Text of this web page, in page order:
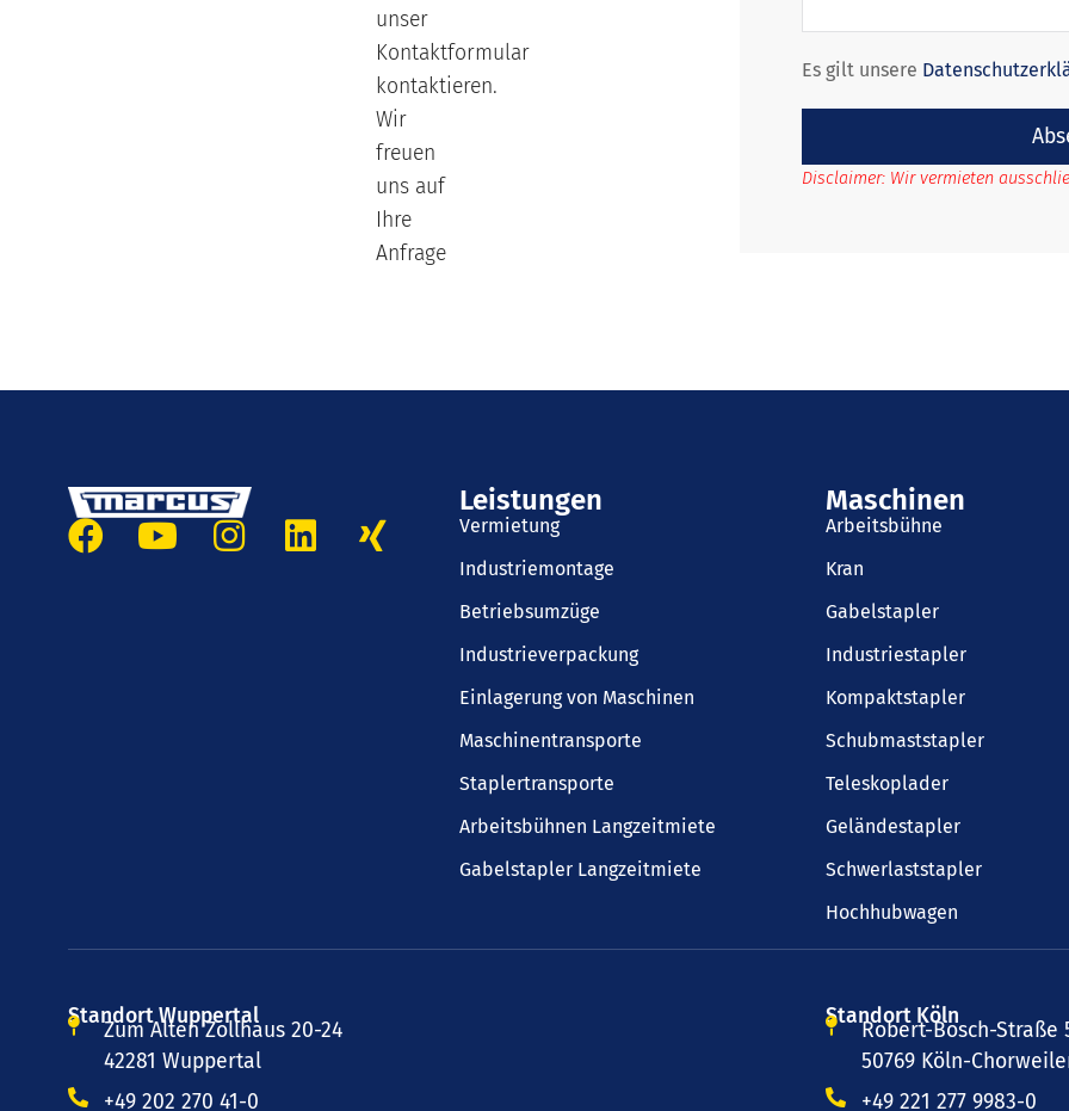
unser
Kontaktformular
kontaktieren.
Wir
freuen
uns auf
Ihre
Anfrage
Es gilt unsere
Disclaimer: Wir vermieten
Leistungen
Vermietung
Industriemontage
Betriebsumzüge
Industrieverpackung
Einlagerung von Maschinen
Maschinentransporte
Staplertransporte
Arbeitsbühnen Langzeitmiete
Gabelstapler Langzeitmiete
Maschinen
Arbeitsbühne
Kran
Gabelstapler
Industriestapler
Kompaktstapler
Schubmaststapler
Teleskoplader
Geländestapler
Schwerlaststapler
Hochhubwagen
Standort Wuppertal
Zum Alten Zollhaus 20-24
42281 Wuppertal
+49 202 270 41-0
Standort Köln
Robert-Bosch-Straße
50769 Köln-
+49 221 277 9983-0